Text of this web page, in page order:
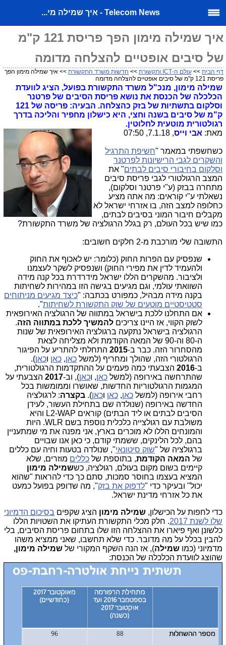
Telecom News - איך שמילה מי...
איך שמילה מימון הפך פריסת 121 ק"מ
של סיבים אופטיים להצלחה מדומה
דף הבית >> עולם ה-ICT ותקשורת >> חדשות משרד התקשורת >> איך שמילה מימון הפך
פריסת 121 ק"מ של סיבים אופטיים להצלחה מדומה
שמילה מימון, מנכ"ל משרד התקשורת בפועל, הציג לוועדת
הכלכלה של הכנסת את נושא פריסת הסיבים של פרטנר
וסלקום בתשתיות של בזק כהצלחה. הבעיה: פריסה של 121
ק"מ של סיבים בשנה וחצי, היא כישלון מחפיר והליכה בדרך
רגולטורית מוטעית לחלוטין.
מאת: אבי וייס, 7.1.18, 07:50
כשחשפתי במאמר "חשיפת התרגיל
והשקרים לגבי הרישיונות לפרטנר
וסלקום בחיבורי סיבים לבתים" את
המצב הרגולטורי לגבי פריסת סיבים
מתחרה בבזק (ע"י פרטנר וסלקום),
נשאלתי ע"י קוראים: מה אתה מציע
כחלופה למצב הזה, בו אזרחי ישראל לא
מקבלים חיבור המוני בסיבים לבתים,
כמו שיש בכל העולם, רק בגלל הרגולציה של משרד התקשורת?
התשובה שלי מורכבת מ-2 חלקים חשובים:
שנפסיק עם הפרות החוק (כלומר: יש לאכוף את החוק
ולהעמיד לדין את מפירי החוק) ושנפסיק לשקר לעצמנו
ולציבור. מהשקרים הללו ישראל מידרדרת בכל קנה מידה
השוואתי עולמי, וגם מגיעים בגישה הזו במהירות לשחיתות
בקנה מידה מבהיל, כמפורט בכתבה: "כיצד מגיעים מניתוחים
סטטיסטיים מוטעים של שוק התקשורת לשחיתות".
אם התחלנו ללכת בישראל במתווה של הרגולציה האירופאית
לשוק הקווי, אז היינו צריכים להמשיך ללכת במתווה הזה.
הרגולציה בישראל נתקעה ברגולציה האירופאית של שנות
ה-80 וה-90 של המאה הקודמת ולא מצליחה לצאת
מהסחרור הזה. כבר ב-2015 התחלתי להתריע על הפיגור
הרגולטורי הזה, שהולך ומחריף (למשל כאן, כאן וכאן).
ב-2016 הצבעתי כמה פעמים על ההתקדמות הרגולטורית,
שהתרחשה באירופה (למשל כאן, וכאן), וב-2017 הצבעתי על
המגמות הרגולטוריות החדשות, שאושרו וממומשות בכל
רחבי אירופה (למשל כאן, כאן וכאן). בקצרה: לרגולציה
החדשה באירופה (שנולדה שם בתחילת העשור, לעידן
הסיבים לבתים או ליד הבתים) קוראים L2-WAP והיא
משולבת עם רגולצייה כלכלית נוספת בשם WLR. היות
והמונחים הללו לא מוכרים בארץ, אני מפנה את מי שמתעניין
בהם, לכל הלינקים, ששמתי קודם, כי כאן אנו שבויים
ברגולציה של "שוק סיטונאי", שנולדה בטעות וחיה עם כללים
של המאה הקודמת, בתוספת של כללים מוזרים, שלא
קיימים בשום מקום בעולם, רגולציה, כששמילה מימון
המציא בעצמו בחוסר סמכות, סתם כך כדי להראות "שהוא
יכול" ובעיקר כדי "לדפוק את בזק", מה שדופק בפועל כמעט
את כל אזרחי מדינת ישראל.
כדי לחפות על הכישלון, שמילה מימון הציג שקפים בסיכום הדמיוני
שלו לשנת 2017
. חלק מכלי התקשורת העתיקו את השטויות הללו
כלשונן ואף פיארו את ההצלחה הזו שלו בתחום פריסת הסיבים, בלי
להבין בכלל על מה מדובר. כדי שלא תחשבו, שאני ממציא משהו
מדמיוני (כמו שמילה), אז הנה השקף המקורי של שמילה מימון,
שהוצג לוועדת הכלכלה של הכנסת: